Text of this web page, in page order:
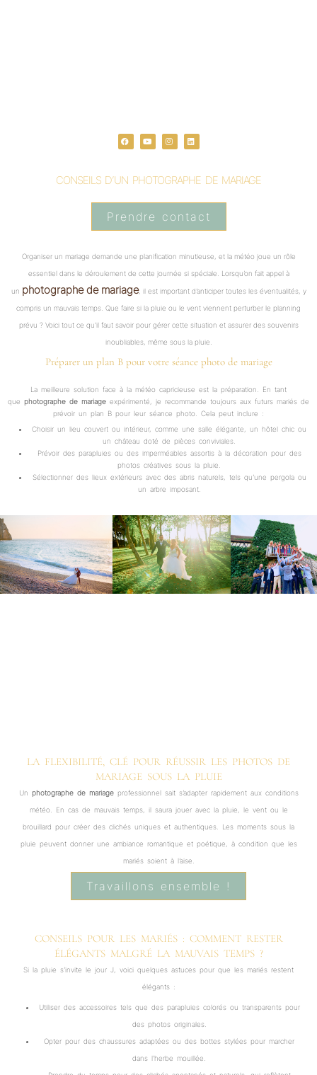
a
c
o
k
o
u
e
n
s
r
a
i
n
n
CONSEILS D’UN PHOTOGRAPHE DE MARIAGE
Prendre contact
Organiser un mariage demande une planification minutieuse, et la météo joue un rôle
essentiel dans le déroulement de cette journée si spéciale. Lorsqu’on fait appel à
un photographe de mariage, il est important d’anticiper toutes les éventualités, y
compris un mauvais temps. Que faire si la pluie ou le vent viennent perturber le planning
prévu ? Voici tout ce qu’il faut savoir pour gérer cette situation et assurer des souvenirs
inoubliables, même sous la pluie.
Préparer un plan B pour votre séance photo de mariage
La meilleure solution face à la météo capricieuse est la préparation. En tant
que photographe de mariage expérimenté, je recommande toujours aux futurs mariés de
prévoir un plan B pour leur séance photo. Cela peut inclure :
Choisir un lieu couvert ou intérieur, comme une salle élégante, un hôtel chic ou
un château doté de pièces conviviales.
Prévoir des parapluies ou des imperméables assortis à la décoration pour des
photos créatives sous la pluie.
Sélectionner des lieux extérieurs avec des abris naturels, tels qu’une pergola ou
un arbre imposant.
LA FLEXIBILITÉ, CLÉ POUR RÉUSSIR LES PHOTOS DE
MARIAGE SOUS LA PLUIE
Un photographe de mariageprofessionnel sait s’adapter rapidement aux conditions
météo. En cas de mauvais temps, il saura jouer avec la pluie, le vent ou le
brouillard pour créer des clichés uniques et authentiques. Les moments sous la
pluie peuvent donner une ambiance romantique et poétique, à condition que les
mariés soient à l’aise.
Travaillons ensemble !
CONSEILS POUR LES MARIÉS : COMMENT RESTER
ÉLÉGANTS MALGRÉ LA MAUVAIS TEMPS ?
Si la pluie s’invite le jour J, voici quelques astuces pour que les mariés restent
élégants :
Utiliser des accessoires tels que des parapluies colorés ou transparents pour
des photos originales.
Opter pour des chaussures adaptées ou des bottes stylées pour marcher
dans l’herbe mouillée.